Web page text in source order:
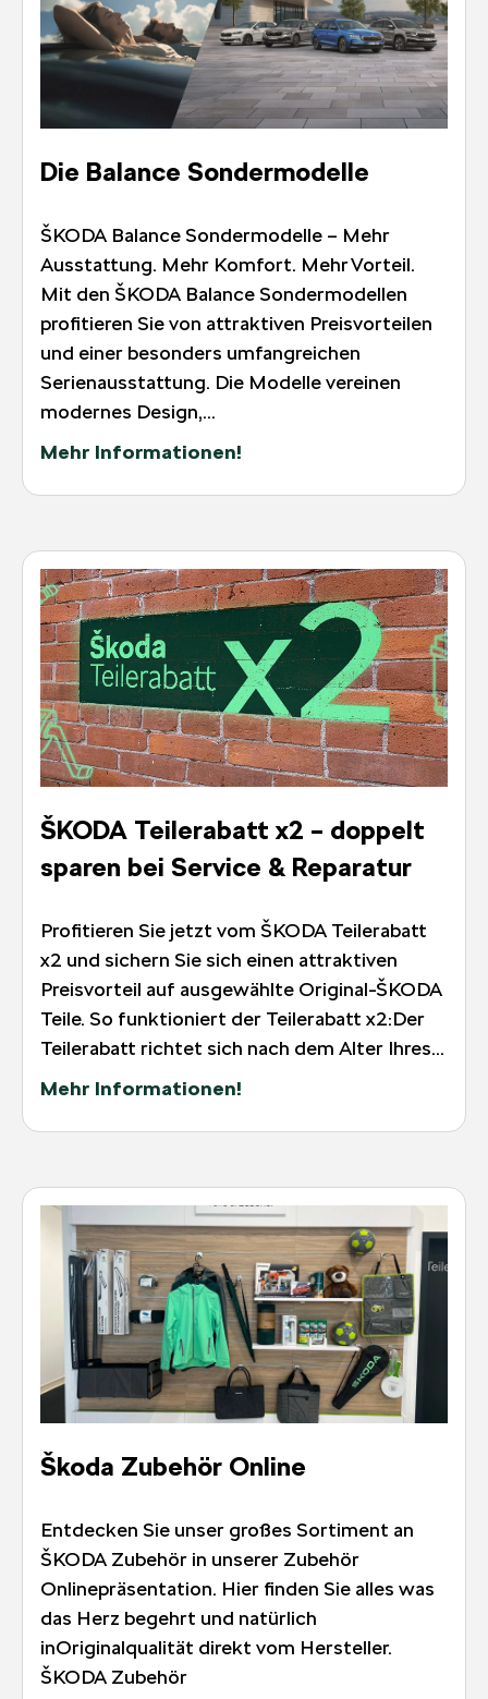
Die Balance Sondermodelle
ŠKODA Balance Sondermodelle – Mehr
Ausstattung. Mehr Komfort. Mehr Vorteil.
Mit den ŠKODA Balance Sondermodellen
profitieren Sie von attraktiven Preisvorteilen
und einer besonders umfangreichen
Serienausstattung. Die Modelle vereinen
modernes Design,...
Mehr Informationen!
ŠKODA Teilerabatt x2 – doppelt
sparen bei Service & Reparatur
Profitieren Sie jetzt vom ŠKODA Teilerabatt
x2 und sichern Sie sich einen attraktiven
Preisvorteil auf ausgewählte Original-ŠKODA
Teile. So funktioniert der Teilerabatt x2:Der
Teilerabatt richtet sich nach dem Alter Ihres...
Mehr Informationen!
Škoda Zubehör Online
Entdecken Sie unser großes Sortiment an
ŠKODA Zubehör in unserer Zubehör
Onlinepräsentation. Hier finden Sie alles was
das Herz begehrt und natürlich
inOriginalqualität direkt vom Hersteller.
ŠKODA Zubehör